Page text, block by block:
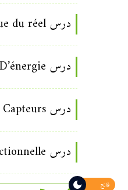
درس Representation graphique du réel للجذع المشترك التكنولوجي
درس Chaine D’énergie للجذع المشترك التكنولوجي
درس Les Capteurs – مادة علوم المهندس – جذع مشترك تكنولوجي
درس Analyse fonctionnelle للجذع المشترك التكنولوجي
فاتح